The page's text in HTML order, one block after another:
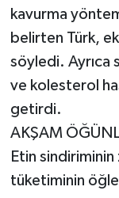
kavurma
belirten Türk,
söyledi. Ayrıca
ve kolesterol
getirdi.
AKŞAM
Etin
tüketiminin öğle